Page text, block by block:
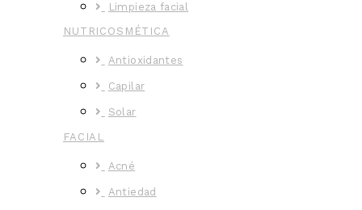
Limpieza facial
NUTRICOSMÉTICA
Antioxidantes
Capilar
Solar
FACIAL
Acné
Antiedad